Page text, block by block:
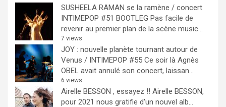
SUSHEELA RAMAN se la ramène / concert
INTIMEPOP #51 BOOTLEG Pas facile de
revenir au premier plan de la scène music...
7 views
JOY : nouvelle planète tournant autour de
Venus / INTIMEPOP #55 Ce soir là Agnès
OBEL avait annulé son concert, laissan...
6 views
Airelle BESSON , essayez !! Airelle BESSON,
pour 2021 nous gratifie d'un nouvel alb...